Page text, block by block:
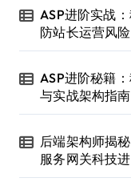
ASP进阶实战
防站长运营风险
ASP进阶秘籍
与实战架构指南
后端架构师揭
服务网关科技